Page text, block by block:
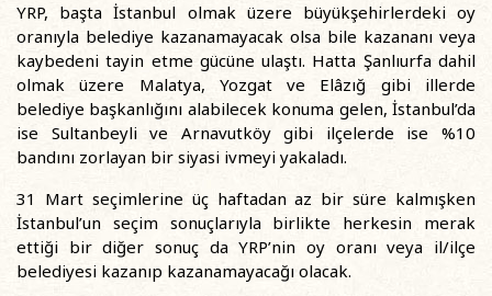
YRP, başta İstanbul olmak üzere büyükşehirlerdeki oy
oranıyla belediye kazanamayacak olsa bile kazananı veya
kaybedeni tayin etme gücüne ulaştı. Hatta Şanlıurfa dahil
olmak üzere Malatya, Yozgat ve Elâzığ gibi illerde
belediye başkanlığını alabilecek konuma gelen, İstanbul’da
ise Sultanbeyli ve Arnavutköy gibi ilçelerde ise %10
bandını zorlayan bir siyasi ivmeyi yakaladı.
31 Mart seçimlerine üç haftadan az bir süre kalmışken
İstanbul’un seçim sonuçlarıyla birlikte herkesin merak
ettiği bir diğer sonuç da YRP’nin oy oranı veya il/ilçe
belediyesi kazanıp kazanamayacağı olacak.